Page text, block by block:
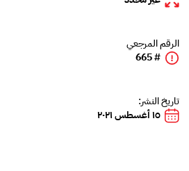
الرقم المرجعي
# 665
تاريخ النشر:
١٥ أغسطس ٢٠٢١